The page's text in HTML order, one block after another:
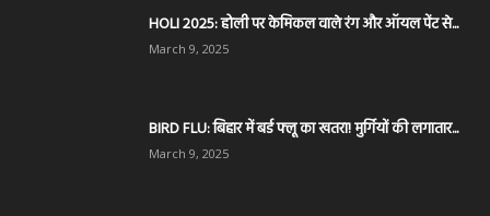
HOLI 2025: होली पर केमिकल वाले रंग और ऑयल पेंट से...
March 9, 2025
BIRD FLU: बिहार में बर्ड फ्लू का खतरा! मुर्गियों की लगातार...
March 9, 2025